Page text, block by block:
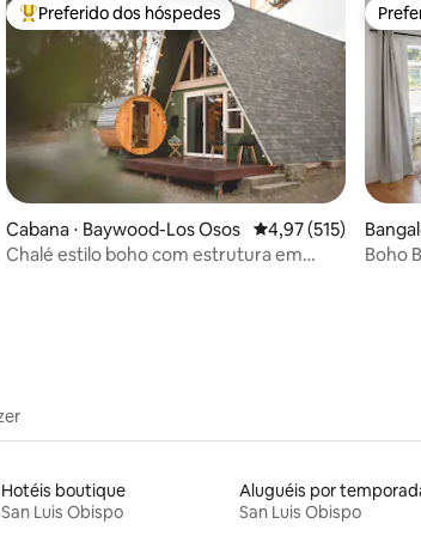
média de 5, 408 avaliações
Entre os melhores preferidos dos hóspedes
Preferido dos hóspedes
Cabana ⋅ Baywood-Los Osos 4,97 de uma
4,97 (515)
Chalé estilo boho com estrutura em
Boho
Hotéis boutique
San Luis Obispo
San Luis Obispo